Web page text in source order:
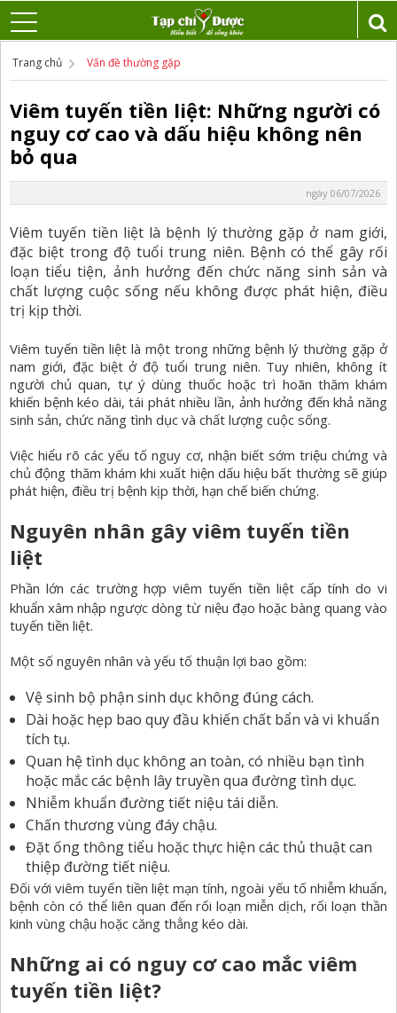
Trang chủ Vấn đề thường gặp
Viêm tuyến tiền liệt: Những người có
nguy cơ cao và dấu hiệu không nên
bỏ qua
ngày 06/07/2026
Viêm tuyến tiền liệt là bệnh lý thường gặp ở nam giới,
đặc biệt trong độ tuổi trung niên. Bệnh có thể gây rối
loạn tiểu tiện, ảnh hưởng đến chức năng sinh sản và
chất lượng cuộc sống nếu không được phát hiện, điều
trị kịp thời.
Viêm tuyến tiền liệt là một trong những bệnh lý thường gặp ở
nam giới, đặc biệt ở độ tuổi trung niên. Tuy nhiên, không ít
người chủ quan, tự ý dùng thuốc hoặc trì hoãn thăm khám
khiến bệnh kéo dài, tái phát nhiều lần, ảnh hưởng đến khả năng
sinh sản, chức năng tình dục và chất lượng cuộc sống.
Việc hiểu rõ các yếu tố nguy cơ, nhận biết sớm triệu chứng và
chủ động thăm khám khi xuất hiện dấu hiệu bất thường sẽ giúp
phát hiện, điều trị bệnh kịp thời, hạn chế biến chứng.
Nguyên nhân gây viêm tuyến tiền
liệt
Phần lớn các trường hợp viêm tuyến tiền liệt cấp tính do vi
khuẩn xâm nhập ngược dòng từ niệu đạo hoặc bàng quang vào
tuyến tiền liệt.
Một số nguyên nhân và yếu tố thuận lợi bao gồm:
Vệ sinh bộ phận sinh dục không đúng cách.
Dài hoặc hẹp bao quy đầu khiến chất bẩn và vi khuẩn
tích tụ.
Quan hệ tình dục không an toàn, có nhiều bạn tình
hoặc mắc các bệnh lây truyền qua đường tình dục.
Nhiễm khuẩn đường tiết niệu tái diễn.
Chấn thương vùng đáy chậu.
Đặt ống thông tiểu hoặc thực hiện các thủ thuật can
thiệp đường tiết niệu.
Đối với viêm tuyến tiền liệt mạn tính, ngoài yếu tố nhiễm khuẩn,
bệnh còn có thể liên quan đến rối loạn miễn dịch, rối loạn thần
kinh vùng chậu hoặc căng thẳng kéo dài.
Những ai có nguy cơ cao mắc viêm
tuyến tiền liệt?